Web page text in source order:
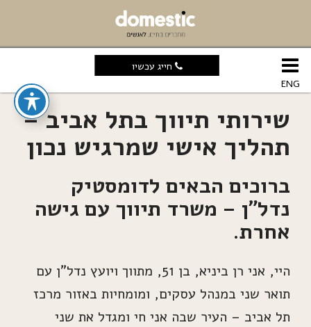
ENG
שירותי תיווך בתל אביב –
תהליך אישי שמרגיש נכון
ברוכים הבאים לדומסטיק
נדל”ן – משרד תיווך עם גישה
אחרת.
היי, אני רן ביניא, בן 51, מתווך ויועץ נדל”ן עם
תואר שני במנהל עסקים, ומומחיות באזור מרכז
תל אביב – העיר שבה אני חי ומגדל את שני